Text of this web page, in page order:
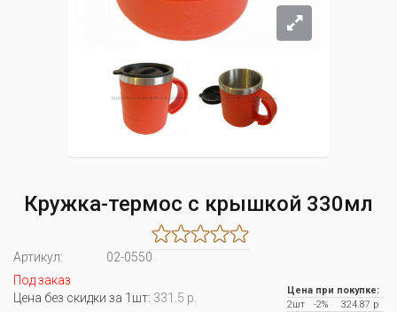
Кружка-термос с крышкой 330мл
Артикул:
02-0550
Под заказ
Цена без скидки за 1шт: 331.5 р.
Цена при покупке:
2шт
-2%
324.87 р